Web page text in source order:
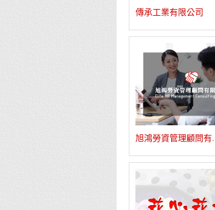
傳承工業有限公司
旭鴻勞資管理顧問有...